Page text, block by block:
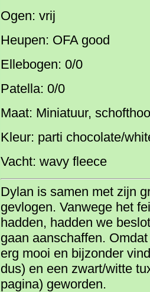
Ogen: vrij
Heupen: OFA good
Ellebogen: 0/0
Patella: 0/0
Maat: Miniatuur,
Kleur: parti chocolate/
Vacht: wavy fleece
Dylan is samen met zijn
gevlogen. Vanwege het
hadden, hadden we
gaan aanschaffen.
erg mooi en bijzonder
dus) en een zwart/witte
pagina) geworden.